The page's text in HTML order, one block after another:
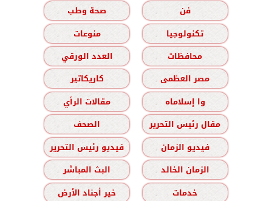
فن
صحة وطب
تكنولوجيا
منوعات
محافظات
العدد الورقي
مصر العظمى
كاريكاتير
وا إسلاماه
مقالات الرأي
مقال رئيس التحرير
الصحف
فيديو الزمان
فيديو رئيس التحرير
الزمان الخالد
البث المباشر
خدمات
خير أجناد الأرض